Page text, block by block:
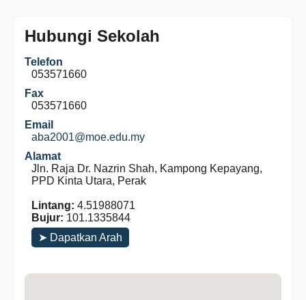
Hubungi Sekolah
Telefon
053571660
Fax
053571660
Email
aba2001@moe.edu.my
Alamat
Jln. Raja Dr. Nazrin Shah, Kampong Kepayang,
PPD Kinta Utara, Perak
Lintang: 4.51988071
Bujur: 101.1335844
➤ Dapatkan Arah